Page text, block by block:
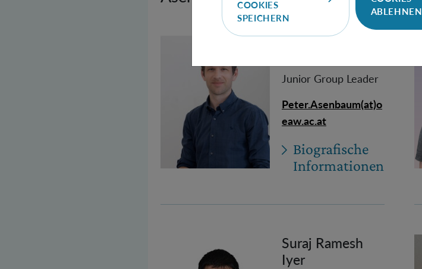
Junior Group Leader
Peter.Asenbaum(at)o
eaw.ac.at
Biografische
Informationen
Suraj Ramesh
Iyer
COOKIES
SPEICHERN
ABLEHNEN